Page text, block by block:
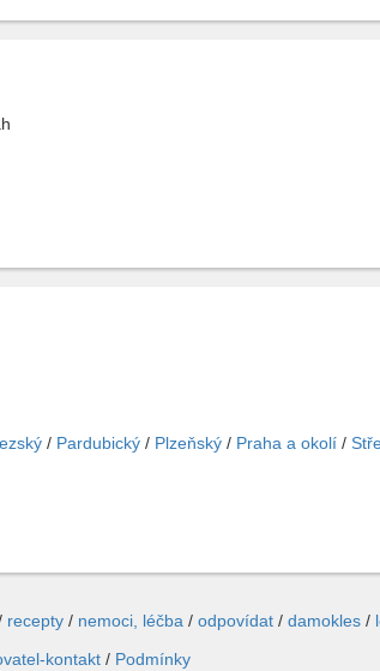
/ Pardubický / Plzeňský / Praha a okolí /
recepty / nemoci, léčba / odpovídat / damokles /
kontakt/ Podmínky